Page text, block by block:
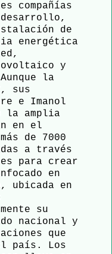
compañías
de
energética
y
la
sus
e Imanol
la amplia
en el
de 7000
a través
para crear
en
ubicada en
su
nacional y
que
país. Los